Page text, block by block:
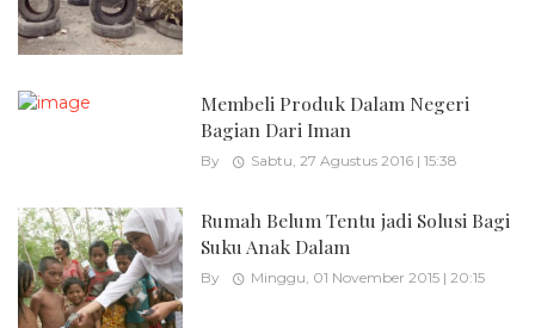
Membeli Produk Dalam Negeri
Bagian Dari Iman
By Sabtu, 27 Agustus 2016 | 15:38
Rumah Belum Tentu jadi Solusi Bagi
Suku Anak Dalam
By Minggu, 01 November 2015 | 20:15